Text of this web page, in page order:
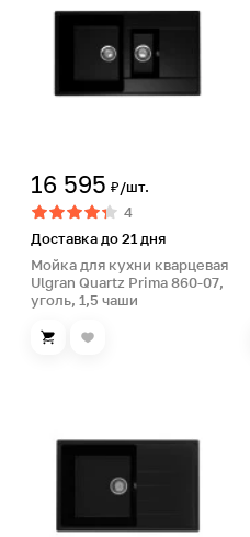
16 595 ₽/шт.
4
Доставка до 21 дня
Мойка для кухни кварцевая
Ulgran Quartz Prima 860-07,
уголь, 1,5 чаши